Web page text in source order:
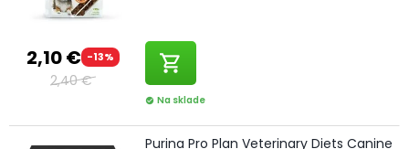
2,10 € -13%
2,40 €
shopping_cart
check_circle Na sklade
Purina Pro Plan Veterinary Diets Canine